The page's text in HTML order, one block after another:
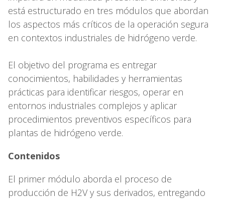
está estructurado en tres módulos que abordan
los aspectos más críticos de la operación segura
en contextos industriales de hidrógeno verde.
El objetivo del programa es entregar
conocimientos, habilidades y herramientas
prácticas para identificar riesgos, operar en
entornos industriales complejos y aplicar
procedimientos preventivos específicos para
plantas de hidrógeno verde.
Contenidos
El primer módulo aborda el proceso de
producción de H2V y sus derivados, entregando